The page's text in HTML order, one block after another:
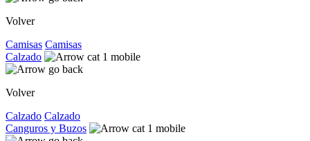
Volver
Camisas Camisas
Calzado
Volver
Calzado Calzado
Canguros y Buzos